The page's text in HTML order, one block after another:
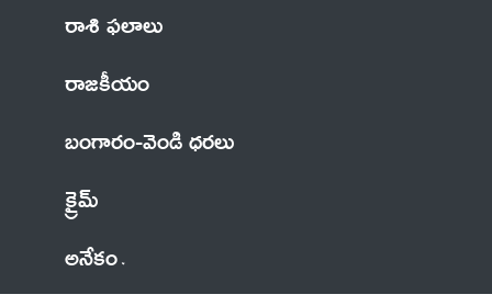
రాశి ఫలాలు
రాజకీయం
బంగారం-వెండి ధరలు
క్రైమ్
అనేకం